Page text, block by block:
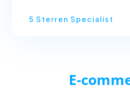
5 Sterren Specialist
E-